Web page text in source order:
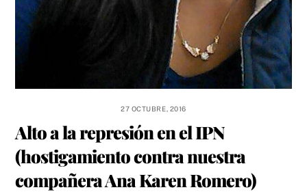
27 OCTUBRE, 2016
Alto a la represión en el IPN
(hostigamiento contra nuestra
compañera Ana Karen Romero)